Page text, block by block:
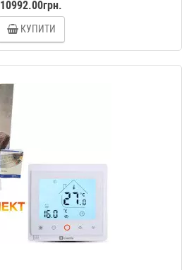
10992.00грн.
КУПИТИ